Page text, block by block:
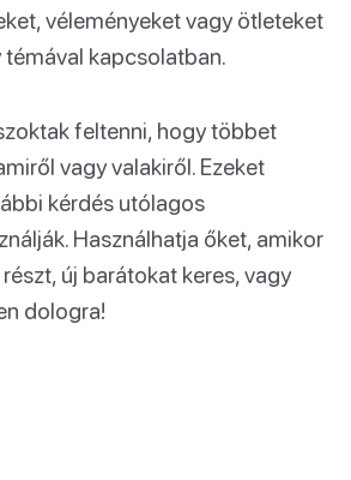
véleményeket vagy ötleteket
kapcsolatban.
feltenni, hogy többet
vagy valakiről. Ezeket
kérdés utólagos
Használhatja őket, amikor
új barátokat keres, vagy
dologra!